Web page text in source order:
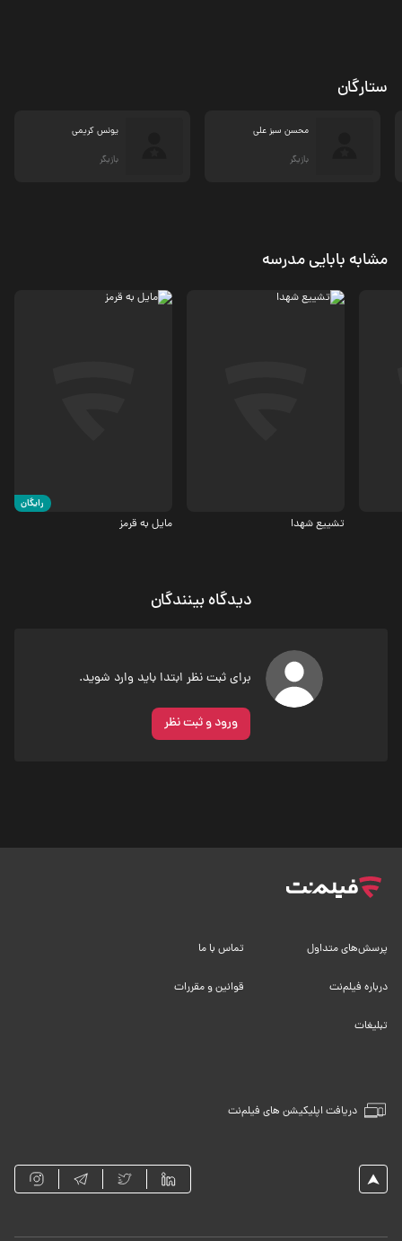
ستارگان
محسن سبز علی
بازیگر
یونس کریمی
بازیگر
مشابه بابایی مدرسه
تشییع شهدا
رایگان
مایل به قرمز
دیدگاه بینندگان
برای ثبت نظر ابتدا باید وارد شوید.
ورود و ثبت نظر
دریافت اپلیکیشن های فیلم‌نت
پرسش‌های متداول تماس با ما
درباره فیلم‌نت قوانین و مقررات
تبلیغات